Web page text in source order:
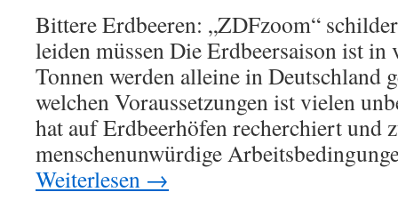
Bittere Erdbeeren: „ZDFzoom“
leiden müssen Die Erdbeersaison ist in
Tonnen werden alleine in Deutschland
welchen Voraussetzungen ist vielen
hat auf Erdbeerhöfen recherchiert und
menschenunwürdige
Weiterlesen →